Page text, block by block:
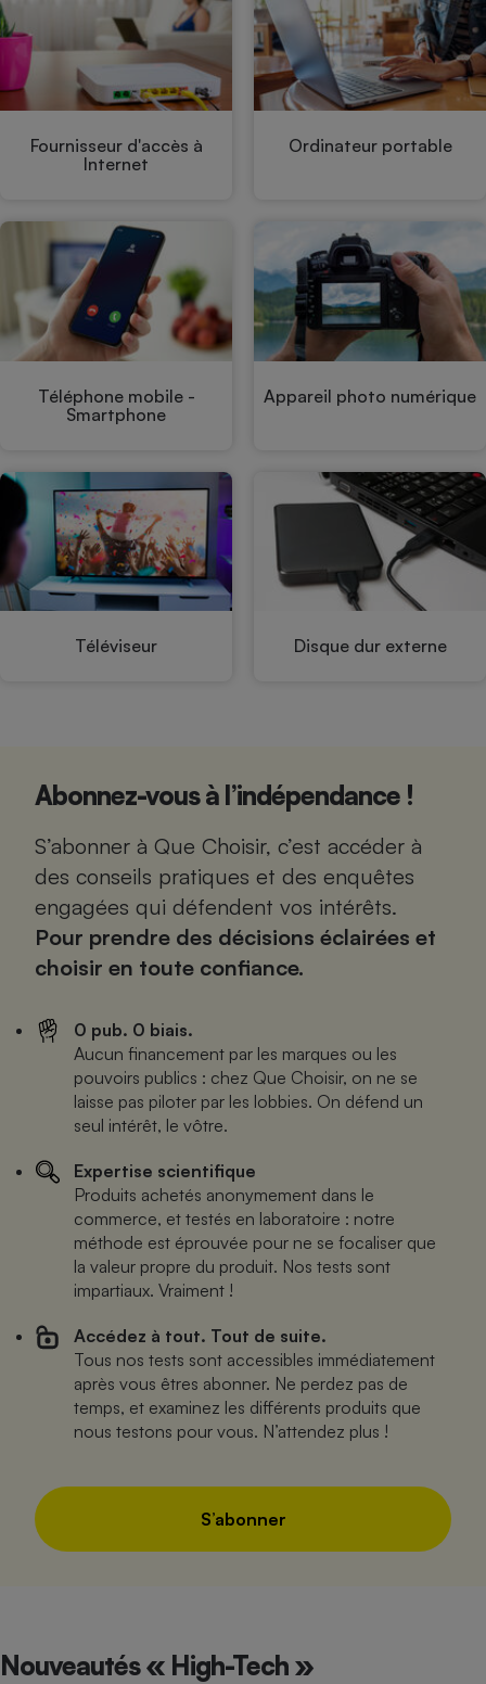
Fournisseur d'accès à
Internet
Ordinateur portable
Téléphone mobile -
Smartphone
Appareil photo numérique
Téléviseur Disque dur externe
Abonnez-vous à l’indépendance !
S’abonner à Que Choisir, c’est accéder à
des conseils pratiques et des enquêtes
engagées qui défendent vos intérêts.
Pour prendre des décisions éclairées et
choisir en toute confiance.
0 pub. 0 biais.
Aucun financement par les marques ou les
pouvoirs publics : chez Que Choisir, on ne se
laisse pas piloter par les lobbies. On défend un
seul intérêt, le vôtre.
Expertise scientifique
Produits achetés anonymement dans le
commerce, et testés en laboratoire : notre
méthode est éprouvée pour ne se focaliser que
la valeur propre du produit. Nos tests sont
impartiaux. Vraiment !
Accédez à tout. Tout de suite.
Tous nos tests sont accessibles immédiatement
après vous êtres abonner. Ne perdez pas de
temps, et examinez les différents produits que
nous testons pour vous. N’attendez plus !
S’abonner
Nouveautés « High-Tech »
Complément
alimentaire
Assurance emprunteur
Banque
Petit électroménager -
Lave-linge
Plaque de cuisson à
induction
Ventilateur
Robot ménager
Téléviseur
Téléphone mobile -
Smartphone
Climatiseur -
Mutuelle
Antimoustique